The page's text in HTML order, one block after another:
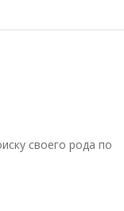
своего рода по